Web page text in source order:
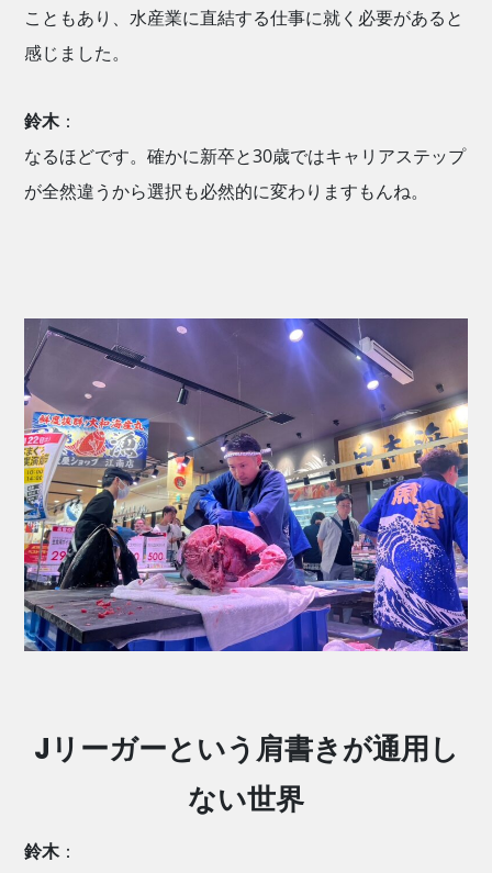
こともあり、水産業に直結する仕事に就く必要があると
感じました。
鈴木：
なるほどです。確かに新卒と30歳ではキャリアステップ
が全然違うから選択も必然的に変わりますもんね。
Jリーガーという肩書きが通用し
ない世界
鈴木：